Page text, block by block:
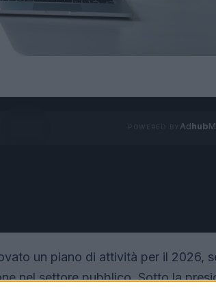
Adhub
un piano di attività per il 2026,
nel settore pubblico. Sotto la